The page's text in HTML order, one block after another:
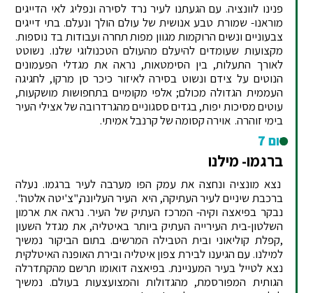
פנינו לוונציה. עם הגעתנו לעיר נרד לסירה ונפליג לאי הדייגים
מוראנו- שמורת טבע אנושית של עולם הולך ונעלם. בתי דייגים
צבעוניים ונשים הרוקמות מגוון מפות תחרה ועבודות בד נוספות.
מקצועות שעומדים להיעלם מהעולם הטכנולוגי שלנו. נשוטט
לאורך התעלות, בין הסימטאות, נראה את מגדלי הפעמונים
הנוטים על צידם ונשוט בסירה לאיזור כיכר סן מרקו, לחגיגה
העממית הגדולה מכולם; אלפי מקומיים בתחפושות מושקעות,
עוטים מסיכות יפות, בגדים ססגוניים מהגרדרובה של אצילי העיר
בימי זוהרה. אוירה קסומה של קרנבל אמיתי.
יום 7
ברגמו- מילנו
נצא מונציה ונחצה את עמק הפו מערבה לעיר ברגמו. נעלה
ברכבת שיניים לעיר העתיקה, היא העיר העליונה,"צ'יטה אלטה".
נבקר בפיאצה וקיה- המרכז העתיק של העיר. נראה את ארמון
השלטון-בית העירייה העתיק ביותר באיטליה, את מגדל השעון
,קפלת קוליאוני ובית הטבילה המרשים. בתום הביקור נמשיך
למילנו. עם הגיענו לבירת צפון איטליה ובירת האופנה האיטלקית
נצא לטייל בעיר המעניינת. בפיאצה דואומו תרשם מהקתדרלה
הגותית המפורסמת, מהגדולות והמצועצעות בעולם. נמשיך